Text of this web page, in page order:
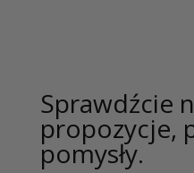
Sprawdźcie
propozycje,
pomysły.